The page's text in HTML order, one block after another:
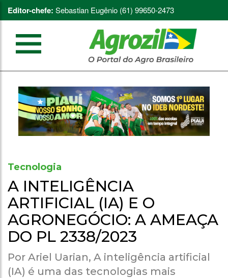
Editor-chefe: Sebastian Eugênio (61) 99650-2473
Tecnologia
A INTELIGÊNCIA
ARTIFICIAL (IA) E O
AGRONEGÓCIO: A AMEAÇA
DO PL 2338/2023
Por Ariel Uarian, A inteligência artificial
(IA) é uma das tecnologias mais